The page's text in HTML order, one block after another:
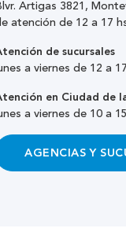
Artigas 3821,
atención de 12 a 17
de sucursales
a viernes de 12 a
en Ciudad de
a viernes de 10 a
AGENCIAS Y